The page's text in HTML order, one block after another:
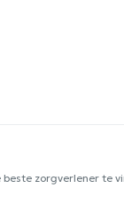
zorgverlener te